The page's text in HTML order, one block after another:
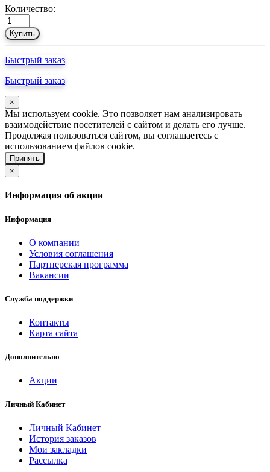
Количество:
Купить
Быстрый заказ
Быстрый заказ
×
Мы используем cookie. Это позволяет нам анализировать
взаимодействие посетителей с сайтом и делать его лучше.
Продолжая пользоваться сайтом, вы соглашаетесь с
использованием файлов cookie.
Принять
×
Информация об акции
Информация
О компании
Условия соглашения
Партнерская программа
Вакансии
Служба поддержки
Контакты
Карта сайта
Дополнительно
Акции
Личный Кабинет
Личный Кабинет
История заказов
Мои закладки
Рассылка